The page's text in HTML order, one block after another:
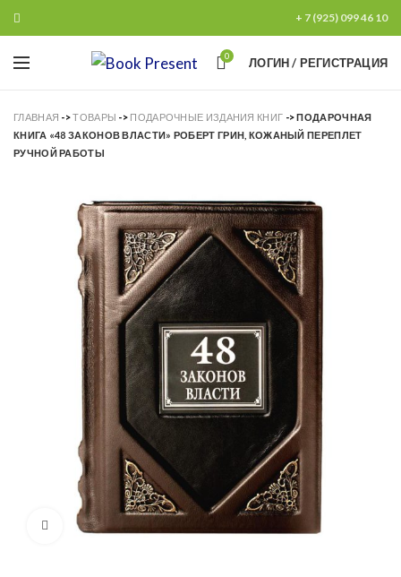
+ 7 (925) 099 46 10
0 ЛОГИН / РЕГИСТРАЦИЯ
ГЛАВНАЯ ->ТОВАРЫ -> ПОДАРОЧНЫЕ ИЗДАНИЯ КНИГ ->ПОДАРОЧНАЯ
КНИГА «48 ЗАКОНОВ ВЛАСТИ» РОБЕРТ ГРИН, КОЖАНЫЙ ПЕРЕПЛЕТ
РУЧНОЙ РАБОТЫ
Увеличить